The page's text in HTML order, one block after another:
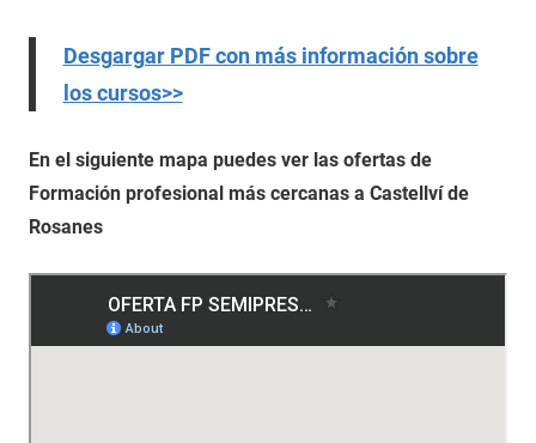
Desgargar PDF con más información sobre
los cursos>>
En el siguiente mapa puedes ver las ofertas de
Formación profesional más cercanas a Castellví de
Rosanes